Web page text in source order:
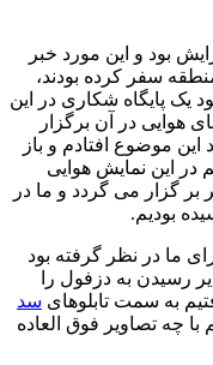
بود و این مورد خبر
سفر کرده بودند،
یک پایگاه شکاری در این
هوایی در آن برگزار
موضوع افتادم و باز
در این نمایش هوایی
گزار می گردد و ما در
بودیم.
ما در نظر گرفته بود
رسیدن به دزفول را
به سمت تابلوهای سد
چه تصاویر فوق العاده